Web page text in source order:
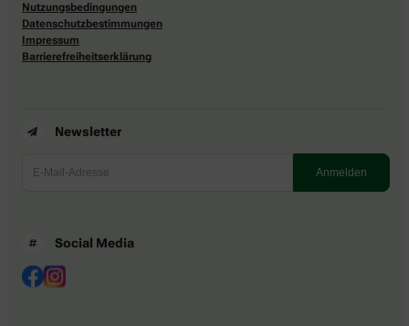
Nutzungsbedingungen
Datenschutzbestimmungen
Impressum
Barrierefreiheitserklärung
Newsletter
Social Media